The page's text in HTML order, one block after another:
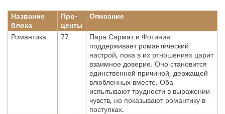
Название
блока
Про-
центы
Описание
Романтика 77
Пара Сармат и Фотиния
поддерживает романтический
настрой, пока в их отношениях царит
взаимное доверие. Оно становится
единственной причиной, держащей
влюбленных вместе. Оба
испытывают трудности в выражении
чувств, но показывают романтику в
поступках.